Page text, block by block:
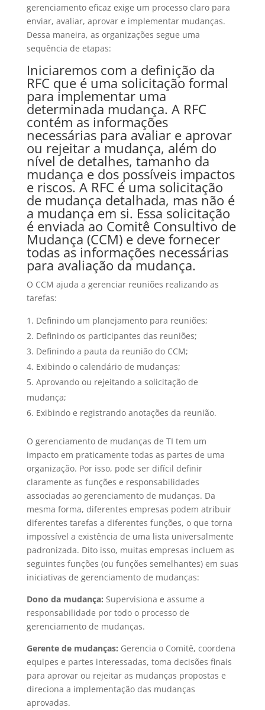
gerenciamento eficaz exige um processo claro para
enviar, avaliar, aprovar e implementar mudanças.
Dessa maneira, as organizações segue uma
sequência de etapas:
Iniciaremos com a definição da
RFC que é uma solicitação formal
para implementar uma
determinada mudança. A RFC
contém as informações
necessárias para avaliar e aprovar
ou rejeitar a mudança, além do
nível de detalhes, tamanho da
mudança e dos possíveis impactos
e riscos. A RFC é uma solicitação
de mudança detalhada, mas não é
a mudança em si. Essa solicitação
é enviada ao Comitê Consultivo de
Mudança (CCM) e deve fornecer
todas as informações necessárias
para avaliação da mudança.
O CCM ajuda a gerenciar reuniões realizando as
tarefas:
Definindo um planejamento para reuniões;
Definindo os participantes das reuniões;
Definindo a pauta da reunião do CCM;
Exibindo o calendário de mudanças;
Aprovando ou rejeitando a solicitação de
mudança;
Exibindo e registrando anotações da reunião.
O gerenciamento de mudanças de TI tem um
impacto em praticamente todas as partes de uma
organização. Por isso, pode ser difícil definir
claramente as funções e responsabilidades
associadas ao gerenciamento de mudanças. Da
mesma forma, diferentes empresas podem atribuir
diferentes tarefas a diferentes funções, o que torna
impossível a existência de uma lista universalmente
padronizada. Dito isso, muitas empresas incluem as
seguintes funções (ou funções semelhantes) em suas
iniciativas de gerenciamento de mudanças:
Dono da mudança: Supervisiona e assume a
responsabilidade por todo o processo de
gerenciamento de mudanças.
Gerente de mudanças: Gerencia o Comitê, coordena
equipes e partes interessadas, toma decisões finais
para aprovar ou rejeitar as mudanças propostas e
direciona a implementação das mudanças
aprovadas.